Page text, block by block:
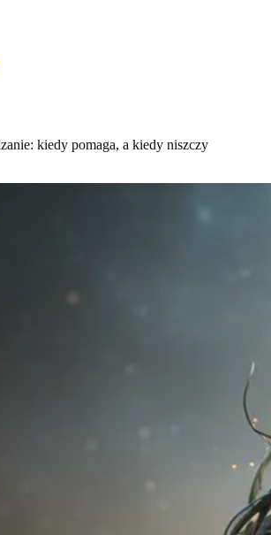
kiedy pomaga, a kiedy niszczy